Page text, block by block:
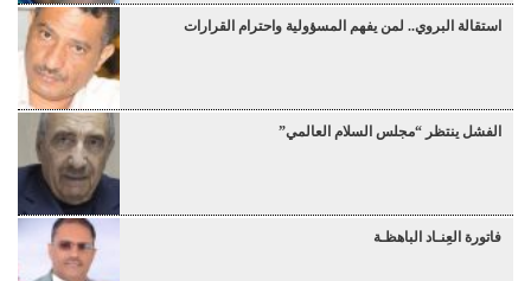
استقالة البروي.. لمن يفهم المسؤولية واحترام القرارات
الفشل ينتظر “مجلس السلام العالمي”
فاتورة العِنـاد الباهظـة